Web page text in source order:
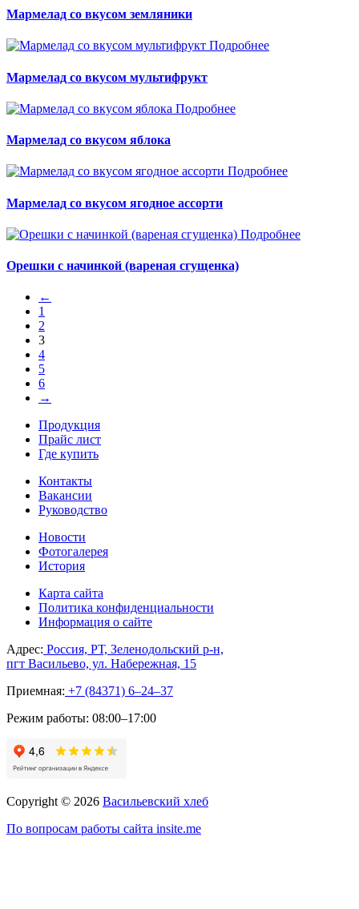
Мармелад со вкусом земляники
Подробнее
Мармелад со вкусом мультифрукт
Подробнее
Мармелад со вкусом яблока
Подробнее
Мармелад со вкусом ягодное ассорти
Подробнее
Орешки с начинкой (вареная сгущенка)
←
1
2
3
4
5
6
→
Продукция
Прайс лист
Где купить
Контакты
Вакансии
Руководство
Новости
Фотогалерея
История
Карта сайта
Политика конфиденциальности
Информация о сайте
Адрес: Россия, РТ, Зеленодольский р-н,
пгт Васильево, ул. Набережная, 15
Приемная: +7 (84371) 6‒24‒37
Режим работы: 08:00–17:00
Copyright © 2026 Васильевский хлеб
По вопросам работы сайта insite.me